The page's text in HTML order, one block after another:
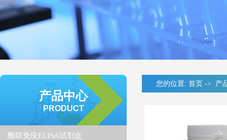
产品中心
PRODUCT
酶联免疫ELISA试剂盒
您的位置: 首页 -> 产